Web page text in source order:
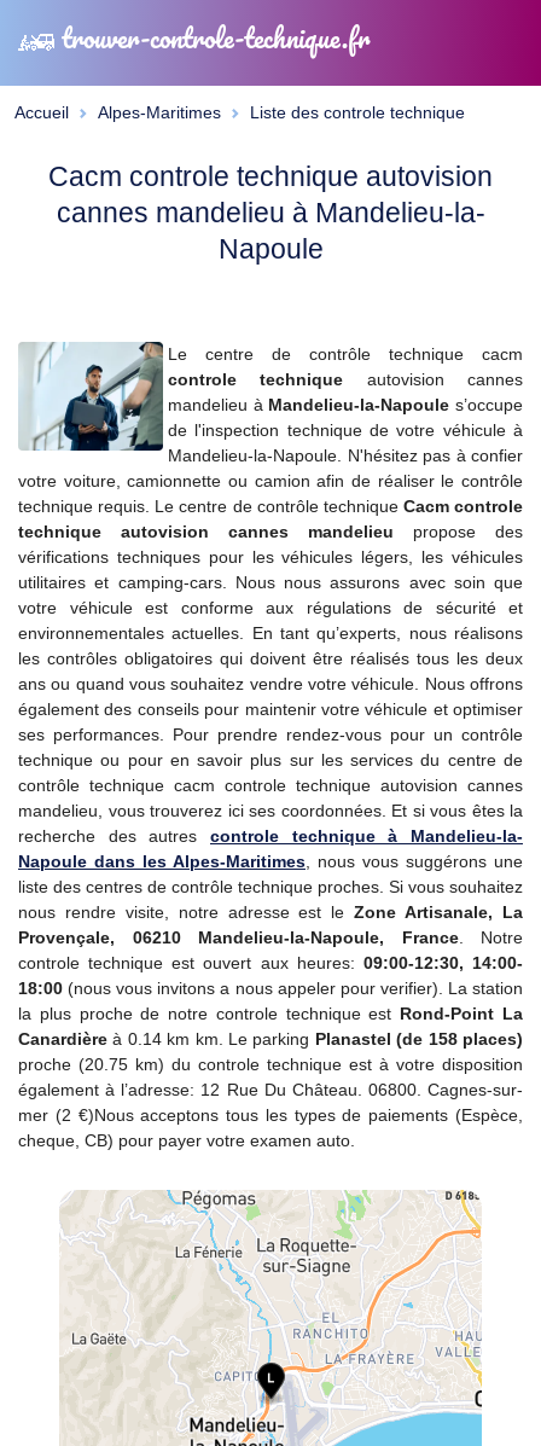
trouver-controle-technique.fr
Accueil Alpes-Maritimes Liste des controle technique
Cacm controle technique autovision
cannes mandelieu à Mandelieu-la-
Napoule
Le centre de contrôle technique cacm
controle technique autovision cannes
mandelieu à Mandelieu-la-Napoule s’occupe
de l'inspection technique de votre véhicule à
Mandelieu-la-Napoule. N'hésitez pas à confier
votre voiture, camionnette ou camion afin de réaliser le contrôle
technique requis. Le centre de contrôle technique Cacm controle
technique autovision cannes mandelieu propose des
vérifications techniques pour les véhicules légers, les véhicules
utilitaires et camping-cars. Nous nous assurons avec soin que
votre véhicule est conforme aux régulations de sécurité et
environnementales actuelles. En tant qu’experts, nous réalisons
les contrôles obligatoires qui doivent être réalisés tous les deux
ans ou quand vous souhaitez vendre votre véhicule. Nous offrons
également des conseils pour maintenir votre véhicule et optimiser
ses performances. Pour prendre rendez-vous pour un contrôle
technique ou pour en savoir plus sur les services du centre de
contrôle technique cacm controle technique autovision cannes
mandelieu, vous trouverez ici ses coordonnées. Et si vous êtes la
recherche des autres controle technique à Mandelieu-la-
Napoule dans les Alpes-Maritimes , nous vous suggérons une
liste des centres de contrôle technique proches. Si vous souhaitez
nous rendre visite, notre adresse est leZone Artisanale, La
Provençale, 06210 Mandelieu-la-Napoule, France. Notre
controle technique est ouvert aux heures: 09:00-12:30, 14:00-
18:00 (nous vous invitons a nous appeler pour verifier). La station
la plus proche de notre controle technique est Rond-Point La
Canardière à 0.14 km km. Le parking Planastel (de 158 places)
proche (20.75 km) du controle technique est à votre disposition
également à l’adresse: 12 Rue Du Château. 06800. Cagnes-sur-
mer (2 €)Nous acceptons tous les types de paiements (Espèce,
cheque, CB) pour payer votre examen auto.